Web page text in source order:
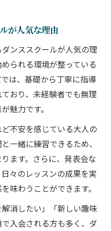
が人気な理由
ンススクールが人気の理
られる環境が整っている
は、基礎から丁寧に指導
おり、未経験者でも無理
魅力です。
不安を感じている大人の
一緒に練習できるため、
ます。さらに、発表会な
々のレッスンの成果を実
味わうことができます。
消したい」「新しい趣味
入会される方も多く、ダ